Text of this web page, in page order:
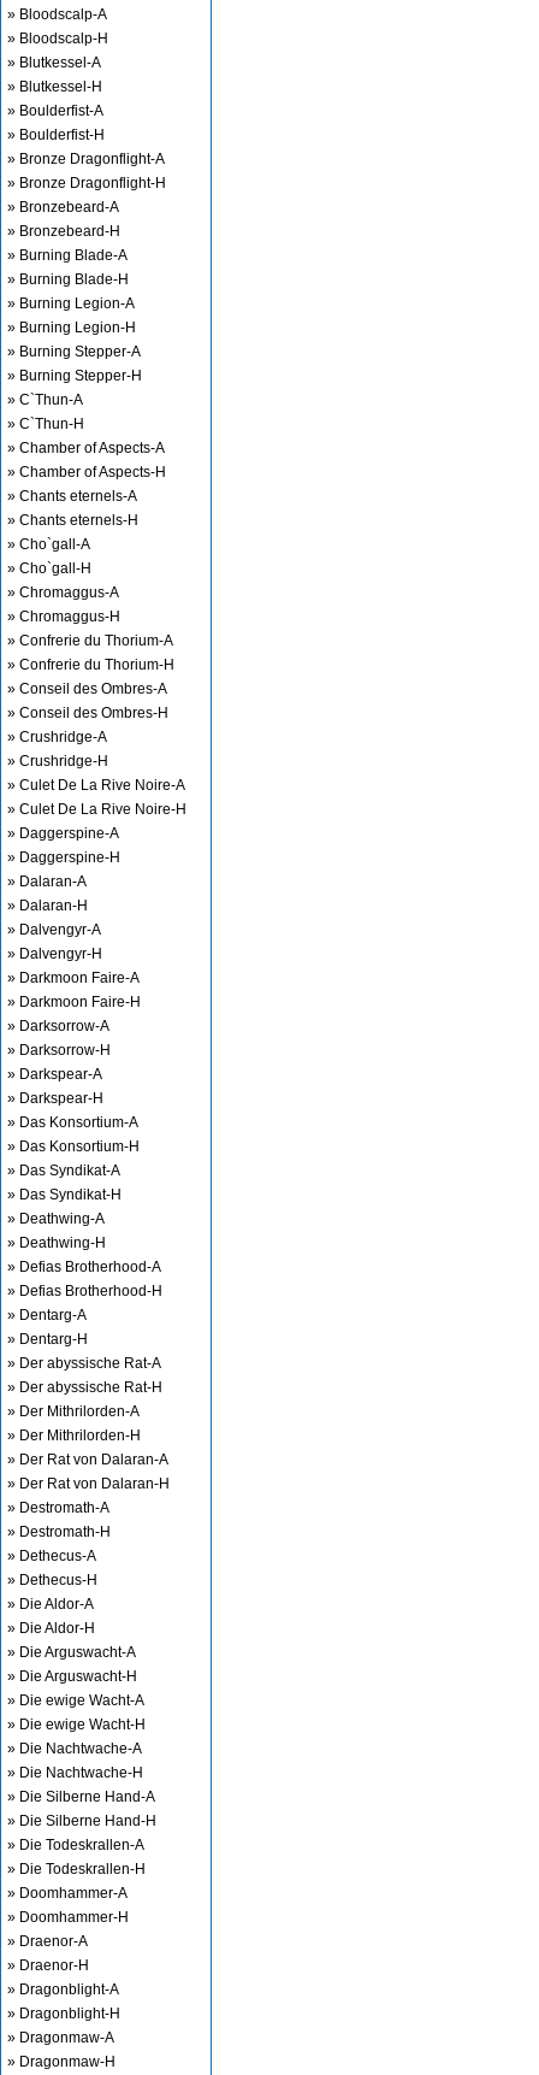
» Bloodscalp-A
» Bloodscalp-H
» Blutkessel-A
» Blutkessel-H
» Boulderfist-A
» Boulderfist-H
» Bronze Dragonflight-A
» Bronze Dragonflight-H
» Bronzebeard-A
» Bronzebeard-H
» Burning Blade-A
» Burning Blade-H
» Burning Legion-A
» Burning Legion-H
» Burning Stepper-A
» Burning Stepper-H
» C`Thun-A
» C`Thun-H
» Chamber of Aspects-A
» Chamber of Aspects-H
» Chants eternels-A
» Chants eternels-H
» Cho`gall-A
» Cho`gall-H
» Chromaggus-A
» Chromaggus-H
» Confrerie du Thorium-A
» Confrerie du Thorium-H
» Conseil des Ombres-A
» Conseil des Ombres-H
» Crushridge-A
» Crushridge-H
» Culet De La Rive Noire-A
» Culet De La Rive Noire-H
» Daggerspine-A
» Daggerspine-H
» Dalaran-A
» Dalaran-H
» Dalvengyr-A
» Dalvengyr-H
» Darkmoon Faire-A
» Darkmoon Faire-H
» Darksorrow-A
» Darksorrow-H
» Darkspear-A
» Darkspear-H
» Das Konsortium-A
» Das Konsortium-H
» Das Syndikat-A
» Das Syndikat-H
» Deathwing-A
» Deathwing-H
» Defias Brotherhood-A
» Defias Brotherhood-H
» Dentarg-A
» Dentarg-H
» Der abyssische Rat-A
» Der abyssische Rat-H
» Der Mithrilorden-A
» Der Mithrilorden-H
» Der Rat von Dalaran-A
» Der Rat von Dalaran-H
» Destromath-A
» Destromath-H
» Dethecus-A
» Dethecus-H
» Die Aldor-A
» Die Aldor-H
» Die Arguswacht-A
» Die Arguswacht-H
» Die ewige Wacht-A
» Die ewige Wacht-H
» Die Nachtwache-A
» Die Nachtwache-H
» Die Silberne Hand-A
» Die Silberne Hand-H
» Die Todeskrallen-A
» Die Todeskrallen-H
» Doomhammer-A
» Doomhammer-H
» Draenor-A
» Draenor-H
» Dragonblight-A
» Dragonblight-H
» Dragonmaw-A
» Dragonmaw-H